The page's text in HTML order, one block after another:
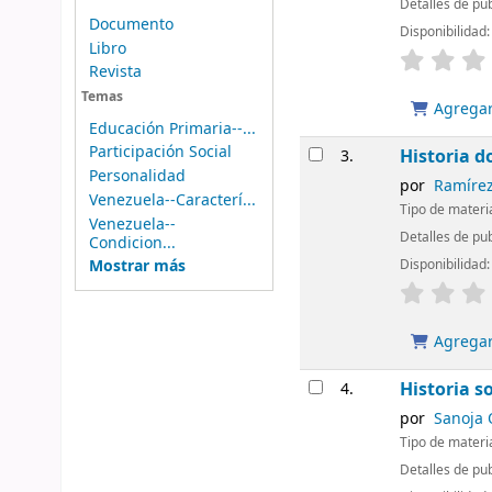
Documento
Libro
Revista
Temas
Educación Primaria--...
Participación Social
Personalidad
Venezuela--Caracterí...
Venezuela--
Condicion...
Mostrar más
Detalles de
3. Historia
por
Tipo de
Detalles de
4. Historia
por Sanoja
Tipo de
Detalles de